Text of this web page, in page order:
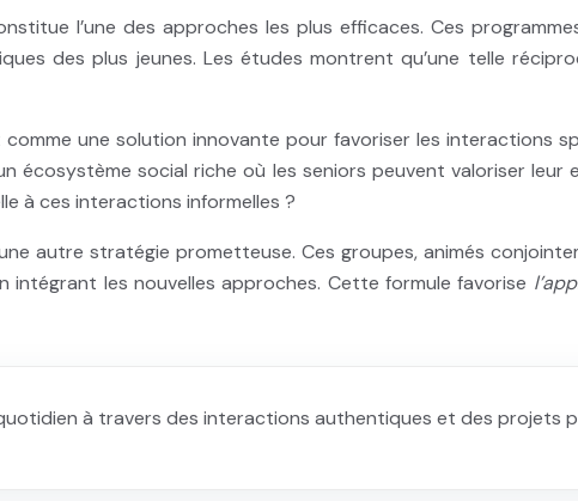
l’une des approches les plus efficaces. Ces
des plus jeunes. Les études montrent qu’une telle
une solution innovante pour favoriser les interactions
écosystème social riche où les seniors peuvent valoriser
à ces interactions informelles ?
autre stratégie prometteuse. Ces groupes, animés
les nouvelles approches. Cette formule favorise
à travers des interactions authentiques et des projets